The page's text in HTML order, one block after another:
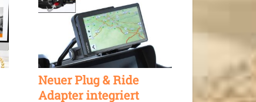
Neuer Plug & Ride
Adapter integriert